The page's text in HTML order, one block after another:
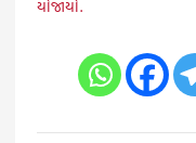
યોજાયો.